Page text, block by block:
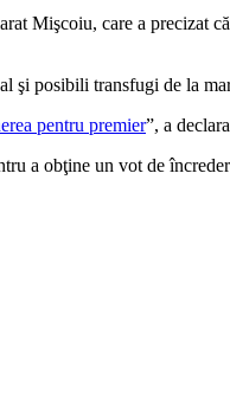
Mişcoiu, care a precizat
şi posibili transfugi de la
pentru premier”, a
a obţine un vot de